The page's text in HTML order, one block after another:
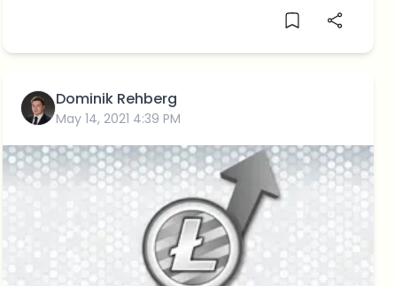
Dominik Rehberg
May 14, 2021 4:39 PM